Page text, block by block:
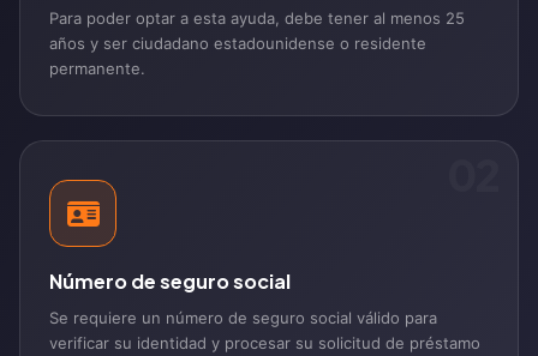
Para poder optar a esta ayuda, debe tener al menos 25
años y ser ciudadano estadounidense o residente
permanente.
Número de seguro social
Se requiere un número de seguro social válido para
verificar su identidad y procesar su solicitud de préstamo